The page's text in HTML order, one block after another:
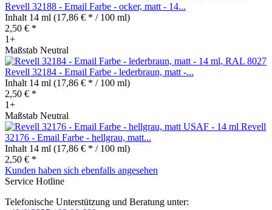
Revell 32188 - Email Farbe - ocker, matt - 14...
Inhalt 14 ml (17,86 € * / 100 ml)
2,50 € *
1+
Maßstab Neutral
Revell 32184 - Email Farbe - lederbraun, matt -...
Inhalt 14 ml (17,86 € * / 100 ml)
2,50 € *
1+
Maßstab Neutral
Revell
32176 - Email Farbe - hellgrau, matt...
Inhalt 14 ml (17,86 € * / 100 ml)
2,50 € *
Kunden haben sich ebenfalls angesehen
Service Hotline
Telefonische Unterstützung und Beratung unter: